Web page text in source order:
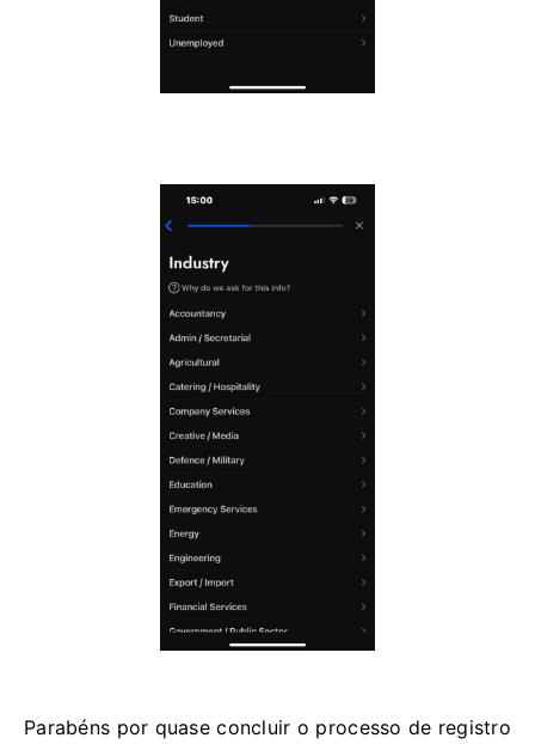
Parabéns por quase concluir o processo de registro